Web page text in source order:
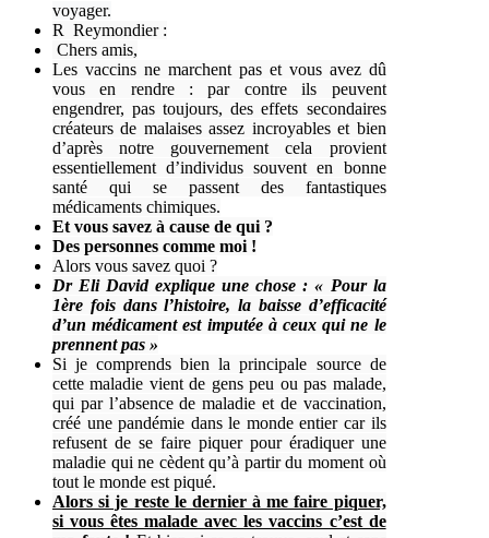
voyager.
R Reymondier :
Chers amis,
Les vaccins ne marchent pas et vous avez dû
vous en rendre : par contre ils peuvent
engendrer, pas toujours, des effets secondaires
créateurs de malaises assez incroyables et bien
d’après notre gouvernement cela provient
essentiellement d’individus souvent en bonne
santé qui se passent des fantastiques
médicaments chimiques.
Et vous savez à cause de qui ?
Des personnes comme moi !
Alors vous savez quoi ?
Dr Eli David explique une chose : « Pour la
1ère fois dans l’histoire, la baisse d’efficacité
d’un médicament est imputée à ceux qui ne le
prennent pas »
Si je comprends bien la principale source de
cette maladie vient de gens peu ou pas malade,
qui par l’absence de maladie et de vaccination,
créé une pandémie dans le monde entier car ils
refusent de se faire piquer pour éradiquer une
maladie qui ne cèdent qu’à partir du moment où
tout le monde est piqué.
Alors si je reste le dernier à me faire piquer,
si vous êtes malade avec les vaccins c’est de